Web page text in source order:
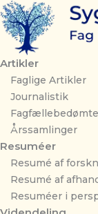
Gå
til
indholdet
Artikler
Faglige Artikler
Journalistik
Årssamlinger
Resuméer
Resumé af
Resumé af
Resuméer i
Arikel:
Sygepleje
som
videnskab
og
praxeologi
antal